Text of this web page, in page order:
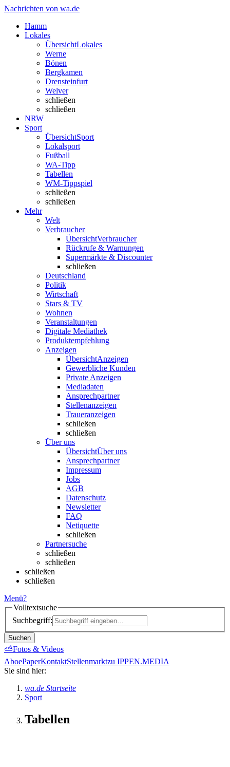
Nachrichten von wa.de
Hamm
Lokales
ÜbersichtLokales
Werne
Bönen
Bergkamen
Drensteinfurt
Welver
schließen
schließen
NRW
Sport
ÜbersichtSport
Lokalsport
Fußball
WA-Tipp
Tabellen
WM-Tippspiel
schließen
schließen
Mehr
Welt
Verbraucher
ÜbersichtVerbraucher
Rückrufe & Warnungen
Supermärkte & Discounter
schließen
Deutschland
Politik
Wirtschaft
Stars & TV
Wohnen
Veranstaltungen
Digitale Mediathek
Produktempfehlung
Anzeigen
ÜbersichtAnzeigen
Gewerbliche Kunden
Private Anzeigen
Mediadaten
Ansprechpartner
Stellenanzeigen
Traueranzeigen
schließen
schließen
Über uns
ÜbersichtÜber uns
Ansprechpartner
Impressum
Jobs
AGB
Datenschutz
Newsletter
FAQ
Netiquette
schließen
Partnersuche
schließen
schließen
schließen
schließen
Menü?
Volltextsuche
Suchbegriff:
Suchen
⛅Fotos & Videos
AboePaperKontaktStellenmarktzu IPPEN.MEDIA
Sie sind hier:
wa.de Startseite
Sport
Tabellen